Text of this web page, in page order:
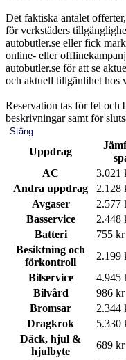
Det faktiska antalet
för verkstäders
autobutler.se eller fick
online- eller
autobutler.se för att se
och aktuell tillgänlihet hos
Reservation tas för fel och
beskrivningar samt för
Stäng
Uppdrag
AC
3.021
Andra uppdrag
2.128
Avgaser
2.577
Basservice
2.448
Batteri
755 kr
Besiktning och
förkontroll
2.199
Bilservice
4.945
Bilvård
986 kr
Bromsar
2.344
Dragkrok
5.330
Däck, hjul &
hjulbyte
689 kr